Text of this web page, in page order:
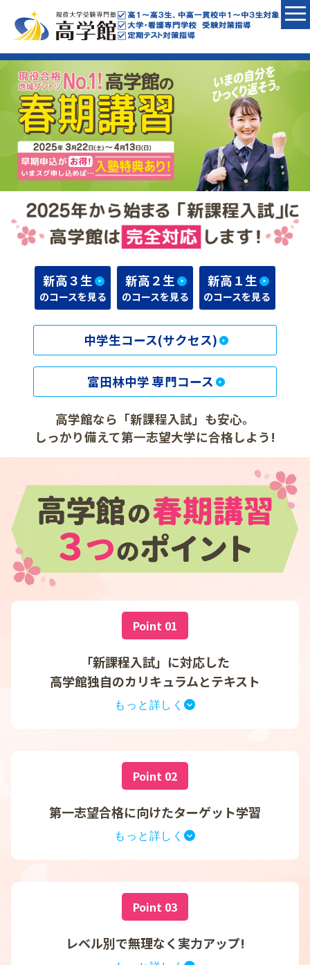
新高３生
のコースを見る
新高２生
のコースを見る
新高１生
のコースを見る
中学生コース(サクセス)
富田林中学 専門コース
高学館なら「新課程入試」も安心。
しっかり備えて第一志望大学に合格しよう!
Point 01
「新課程入試」に対応した
高学館独自のカリキュラムとテキスト
新課程入試に対応した高学館独自のカリキュラムとテ
力」や「論理的思考力」などの考える力を養成する授
Point 02
第一志望合格に向けたターゲット学習
Point 03
レベル別で無理なく実力アップ!